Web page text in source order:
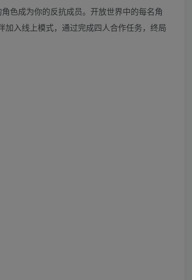
色成为你的反抗成员。开放世界中的每名角
入线上模式，通过完成四人合作任务，终局